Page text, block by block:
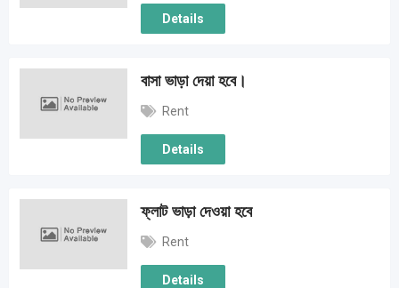
Details
বাসা ভাড়া দেয়া হবে।
Rent
Details
ফ্লাট ভাড়া দেওয়া হবে
Rent
Details